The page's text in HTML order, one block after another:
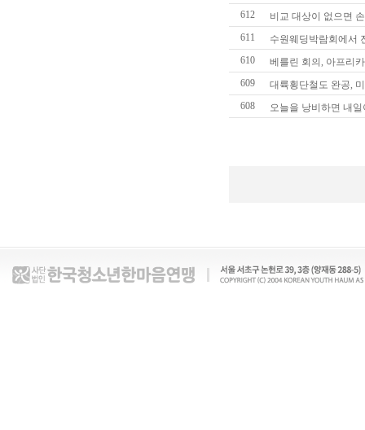
612
비교 대상이 없으면
611
수원웨딩박람회에서
610
베를린 회의, 아프리
609
대륙횡단철도 완공,
608
오늘을 낭비하면 내